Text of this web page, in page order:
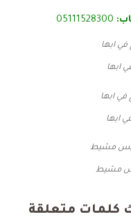
05111528300
ابها
ابها
مشيط
كلمات متعلقة